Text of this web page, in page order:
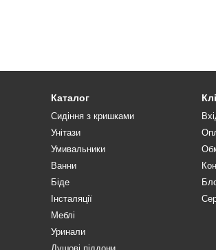
Каталог
Сидіння з кришками
Унітази
Умивальники
Ванни
Біде
Інсталяції
Меблі
Уринали